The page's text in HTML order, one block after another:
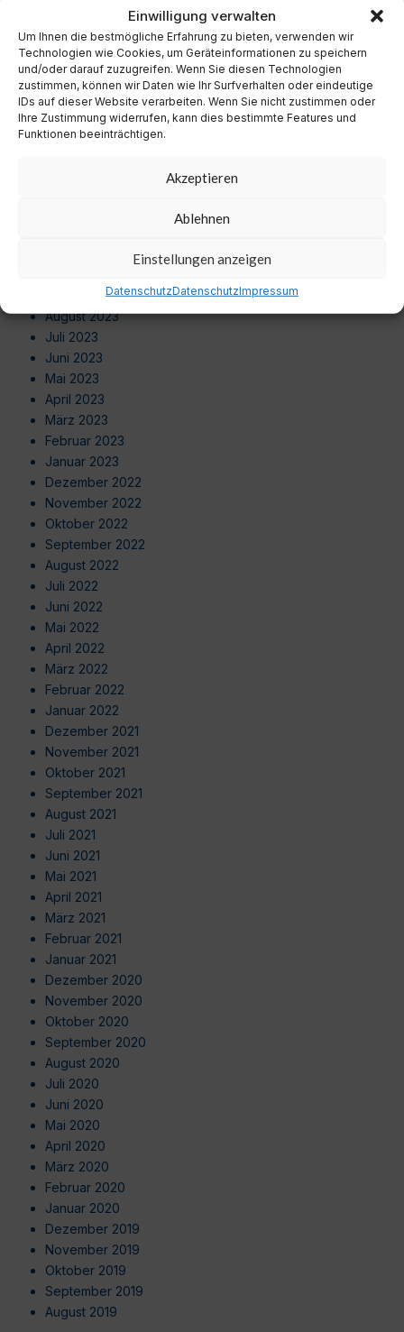
Einwilligung verwalten
Um Ihnen die bestmögliche Erfahrung zu bieten, verwenden wir
Technologien wie Cookies, um Geräteinformationen zu speichern
und/oder darauf zuzugreifen. Wenn Sie diesen Technologien
zustimmen, können wir Daten wie Ihr Surfverhalten oder eindeutige
IDs auf dieser Website verarbeiten. Wenn Sie nicht zustimmen oder
Ihre Zustimmung widerrufen, kann dies bestimmte Features und
Funktionen beeinträchtigen.
Akzeptieren
Ablehnen
Einstellungen anzeigen
DatenschutzDatenschutzImpressum
September 2024
August 2024
Juli 2024
Juni 2024
Mai 2024
November 2023
September 2023
August 2023
Juli 2023
Juni 2023
Mai 2023
April 2023
März 2023
Februar 2023
Januar 2023
Dezember 2022
November 2022
Oktober 2022
September 2022
August 2022
Juli 2022
Juni 2022
Mai 2022
April 2022
März 2022
Februar 2022
Januar 2022
Dezember 2021
November 2021
Oktober 2021
September 2021
August 2021
Juli 2021
Juni 2021
Mai 2021
April 2021
März 2021
Februar 2021
Januar 2021
Dezember 2020
November 2020
Oktober 2020
September 2020
August 2020
Juli 2020
Juni 2020
Mai 2020
April 2020
März 2020
Februar 2020
Januar 2020
Dezember 2019
November 2019
Oktober 2019
September 2019
August 2019